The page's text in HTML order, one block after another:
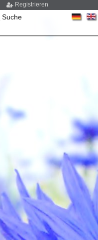
Registrieren
Suche